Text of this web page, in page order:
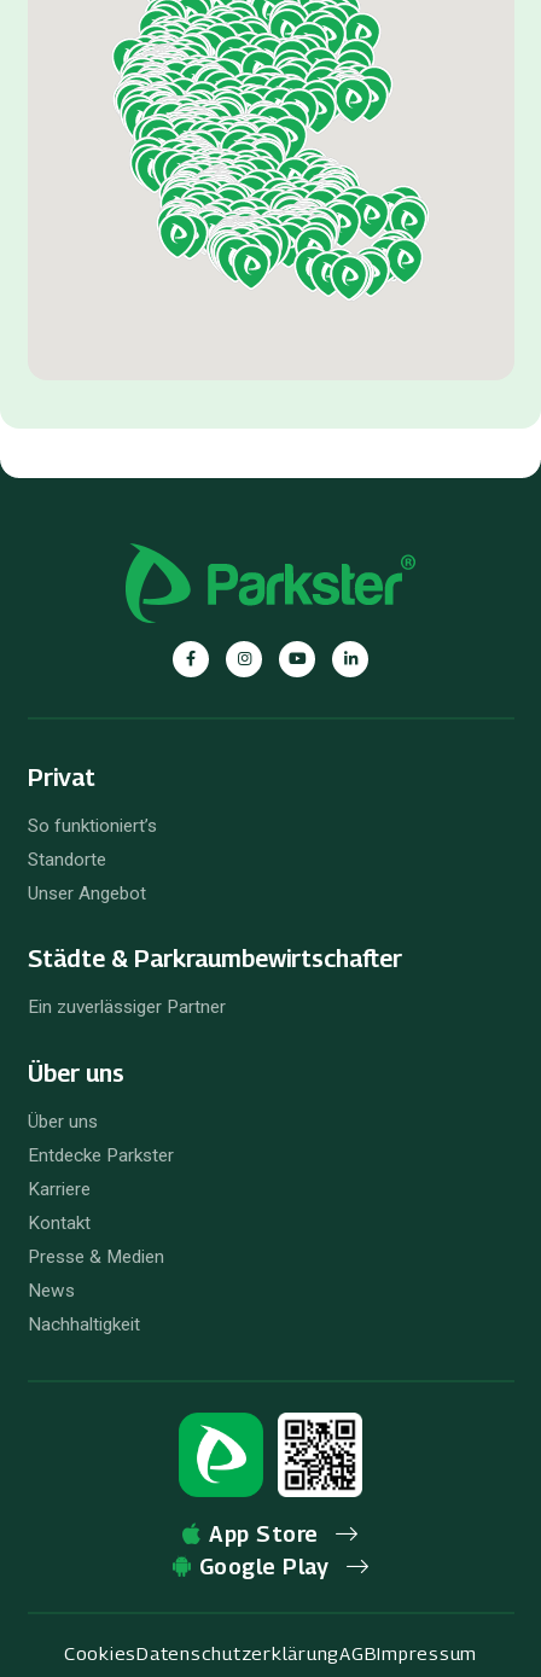
Parkster
auf
Parkster
auf
Parkster
auf
Parkster
auf
Privat
So funktioniert’s
Standorte
Unser Angebot
Städte & Parkraum­bewirtschafter
Ein zuverlässiger Partner
Über uns
Über uns
Entdecke Parkster
Karriere
Kontakt
Presse & Medien
News
Nachhaltigkeit
App Store
Google Play
CookiesDatenschutzerklärungAGBImpressum